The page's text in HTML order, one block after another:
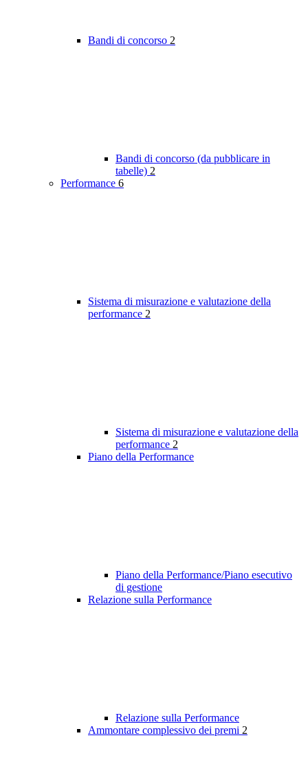
Bandi di concorso 2
Bandi di concorso (da pubblicare in
tabelle) 2
Performance 6
Sistema di misurazione e valutazione della
performance 2
Sistema di misurazione e valutazione della
performance 2
Piano della Performance
Piano della Performance/Piano esecutivo
di gestione
Relazione sulla Performance
Relazione sulla Performance
Ammontare complessivo dei premi 2